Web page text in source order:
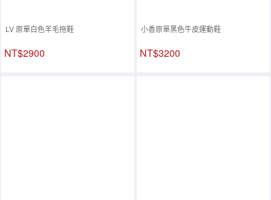
LV 原單白色羊毛拖鞋
NT$2900
小香原單黑色牛皮運動鞋
NT$3200